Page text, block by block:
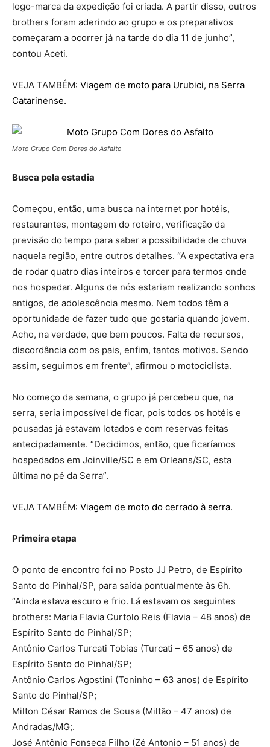
logo-marca da expedição foi criada. A partir disso, outros
brothers foram aderindo ao grupo e os preparativos
começaram a ocorrer já na tarde do dia 11 de junho”,
contou Aceti.
VEJA TAMBÉM: Viagem de moto para Urubici, na Serra
Catarinense.
Moto Grupo Com Dores do Asfalto
Busca pela estadia
Começou, então, uma busca na internet por hotéis,
restaurantes, montagem do roteiro, verificação da
previsão do tempo para saber a possibilidade de chuva
naquela região, entre outros detalhes. “A expectativa era
de rodar quatro dias inteiros e torcer para termos onde
nos hospedar. Alguns de nós estariam realizando sonhos
antigos, de adolescência mesmo. Nem todos têm a
oportunidade de fazer tudo que gostaria quando jovem.
Acho, na verdade, que bem poucos. Falta de recursos,
discordância com os pais, enfim, tantos motivos. Sendo
assim, seguimos em frente”, afirmou o motociclista.
No começo da semana, o grupo já percebeu que, na
serra, seria impossível de ficar, pois todos os hotéis e
pousadas já estavam lotados e com reservas feitas
antecipadamente. “Decidimos, então, que ficaríamos
hospedados em Joinville/SC e em Orleans/SC, esta
última no pé da Serra”.
VEJA TAMBÉM: Viagem de moto do cerrado à serra.
Primeira etapa
O ponto de encontro foi no Posto JJ Petro, de Espírito
Santo do Pinhal/SP, para saída pontualmente às 6h.
“Ainda estava escuro e frio. Lá estavam os seguintes
brothers: Maria Flavia Curtolo Reis (Flavia – 48 anos) de
Espírito Santo do Pinhal/SP;
Antônio Carlos Turcati Tobias (Turcati – 65 anos) de
Espírito Santo do Pinhal/SP;
Antônio Carlos Agostini (Toninho – 63 anos) de Espírito
Santo do Pinhal/SP;
Milton César Ramos de Sousa (Miltão – 47 anos) de
Andradas/MG;.
José Antônio Fonseca Filho (Zé Antonio – 51 anos) de